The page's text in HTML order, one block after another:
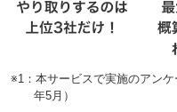
※1：本サービスで実施のアン
年5月）